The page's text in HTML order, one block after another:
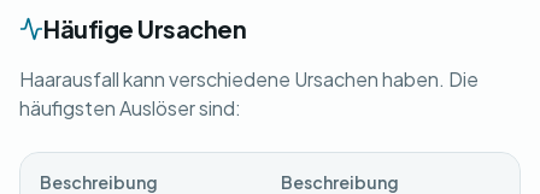
Häufige Ursachen
Haarausfall kann verschiedene Ursachen haben. Die
häufigsten Auslöser sind:
Beschreibung Beschreibung